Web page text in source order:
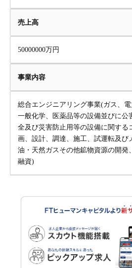
売上高
50000000万円
事業内容
総合エンジニアリング事業(ガス、電
一般化学、医薬品等の設備並びに公
全及び災害防止用等の設備に関する
画、設計、調達、施工、試運転及び
油・天然ガスその他鉱物資源の開発
融資)